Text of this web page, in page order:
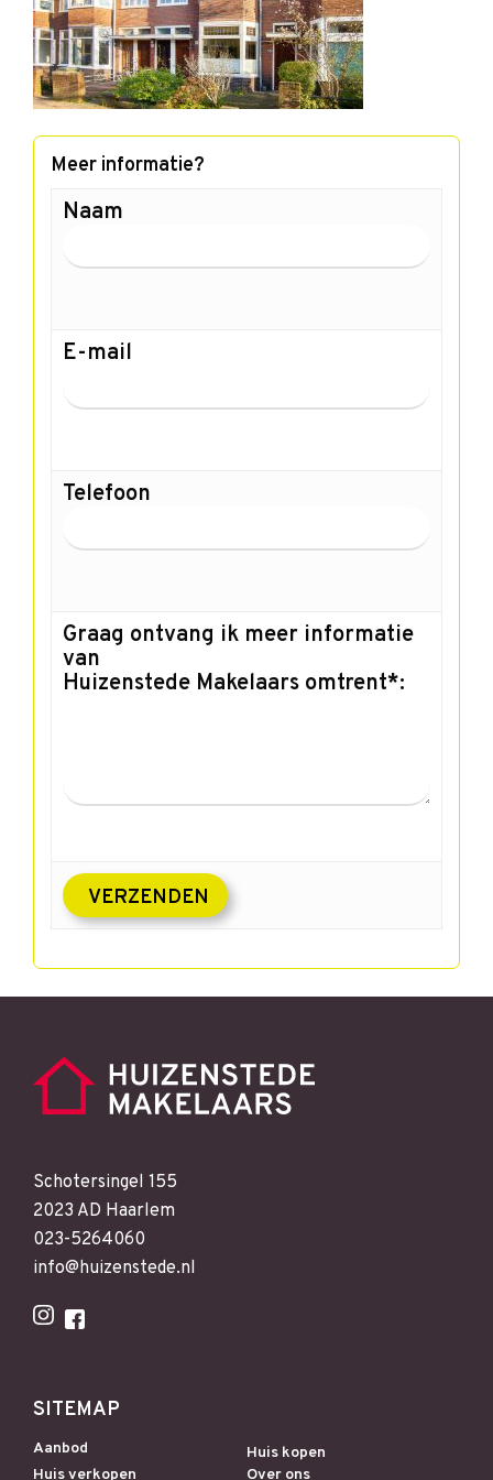
Meer informatie?
Naam
E-mail
Telefoon
Graag ontvang ik meer informatie
van
Huizenstede Makelaars omtrent*:
Schotersingel 155
2023 AD Haarlem
023-5264060
info@huizenstede.nl
SITEMAP
Aanbod
Huis kopen
Huis verkopen
Over ons